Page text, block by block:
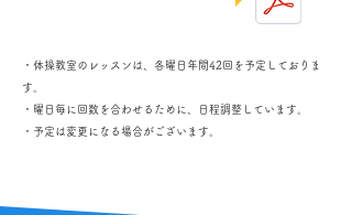
・体操教室のレッスンは、各曜日年間42回を予定しておりま
す。
​・曜日毎に回数を合わせるために、日程調整しています。
・予定は変更になる場合がございます。